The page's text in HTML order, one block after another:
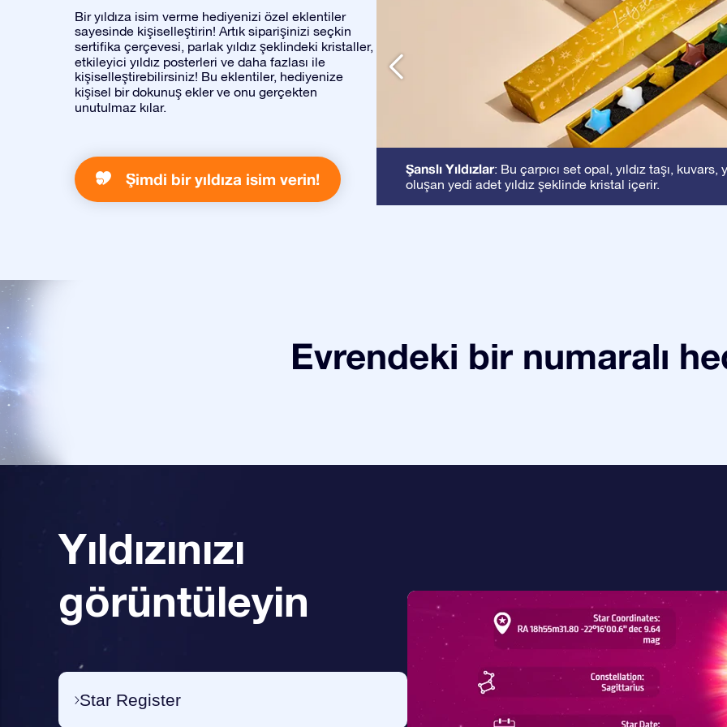
Bir yıldıza isim verme hediyenizi özel eklentiler
sayesinde kişiselleştirin! Artık siparişinizi seçkin
sertifika çerçevesi, parlak yıldız şeklindeki kristaller,
etkileyici yıldız posterleri ve daha fazlası ile
kişiselleştirebilirsiniz! Bu eklentiler, hediyenize
kişisel bir dokunuş ekler ve onu gerçekten
unutulmaz kılar.
Şimdi bir yıldıza isim verin!
Şanslı Yıldızlar: Bu çarpıcı set opal, yıldız taşı,
oluşan yedi adet yıldız şeklinde kristal içerir.
Evrendeki bir numaralı
Yıldızınızı
görüntüleyin
Star Register